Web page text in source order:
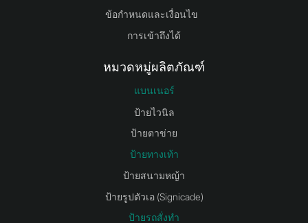
ข้อกำหนดและเงื่อนไข
การเข้าถึงได้
หมวดหมู่ผลิตภัณฑ์
แบนเนอร์
ป้ายไวนิล
ป้ายตาข่าย
ป้ายทางเท้า
ป้ายสนามหญ้า
ป้ายรูปตัวเอ (Signicade)
ป้ายรถสั่งทำ